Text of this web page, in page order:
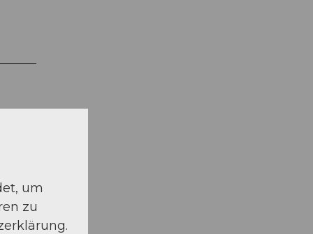
um
zu